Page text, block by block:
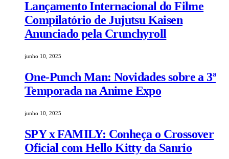
Lançamento Internacional do Filme
Compilatório de Jujutsu Kaisen
Anunciado pela Crunchyroll
junho 10, 2025
One-Punch Man: Novidades sobre a 3ª
Temporada na Anime Expo
junho 10, 2025
SPY x FAMILY: Conheça o Crossover
Oficial com Hello Kitty da Sanrio